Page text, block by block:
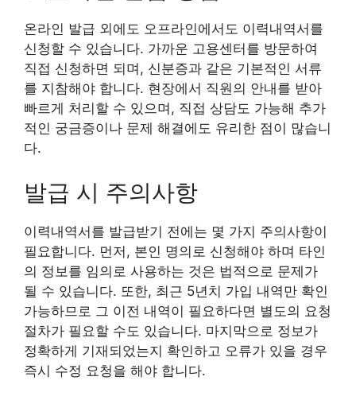
온라인 발급 외에도 오프라인에서도 이력내역서를
신청할 수 있습니다. 가까운 고용센터를 방문하여
직접 신청하면 되며, 신분증과 같은 기본적인 서류
를 지참해야 합니다. 현장에서 직원의 안내를 받아
빠르게 처리할 수 있으며, 직접 상담도 가능해 추가
적인 궁금증이나 문제 해결에도 유리한 점이 많습니
다.
발급 시 주의사항
이력내역서를 발급받기 전에는 몇 가지 주의사항이
필요합니다. 먼저, 본인 명의로 신청해야 하며 타인
의 정보를 임의로 사용하는 것은 법적으로 문제가
될 수 있습니다. 또한, 최근 5년치 가입 내역만 확인
가능하므로 그 이전 내역이 필요하다면 별도의 요청
절차가 필요할 수도 있습니다. 마지막으로 정보가
정확하게 기재되었는지 확인하고 오류가 있을 경우
즉시 수정 요청을 해야 합니다.